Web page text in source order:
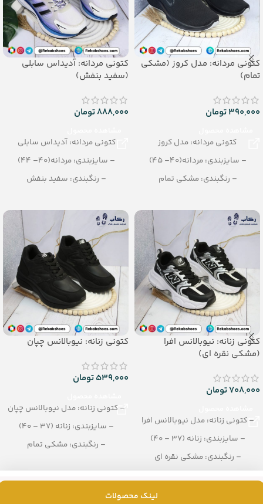
کتونی مردانه: مدل کروز (مشکی
تمام)
390,000تومان
کتونی مردانه: مدل کروز
– سایزبندی: مردانه(40– 45)
– رنگبندی: مشکی تمام
_جنس: پی یو زیره تزریقی
کتونی مردانه: آدیداس سابلی
(سفید بنفش)
888,000تومان
کتونی مردانه: آدیداس سابلی
– سایزبندی: مردانه(40– 44)
– رنگبندی: سفید بنفش
کتونی زنانه: نیوبالانس افرا
(مشکی نقره ای)
708,000تومان
– کتونی زنانه: مدل نیوبالانس افرا
– سایزبندی: زنانه (37 – 40)
– رنگبندی: مشکی نقره ای
کتونی زنانه: نیوبالانس چپان
539,000تومان
– کتونی زنانه: مدل نیوبالانس چپان
– سایزبندی: زنانه (37 – 40)
– رنگبندی: مشکی تمام
لینک محصولات